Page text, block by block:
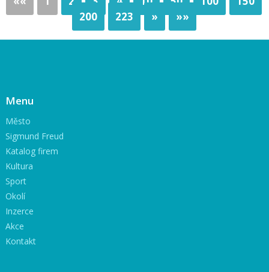
200
223 » »»
Menu
Město
Sigmund Freud
Katalog firem
Kultura
Sport
Okolí
Inzerce
Akce
Kontakt